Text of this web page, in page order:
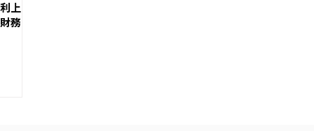
上
務